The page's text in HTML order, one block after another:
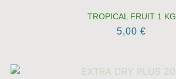
TROPICAL FRUIT 1 KG
5,00 €